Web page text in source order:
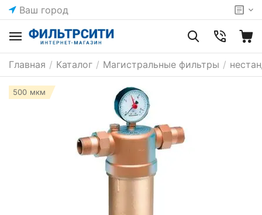
Ваш город
Главная / Каталог / Магистральные фильтры /
500 мкм